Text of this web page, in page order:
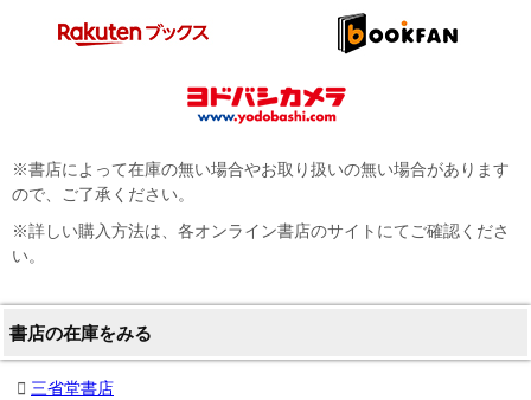
※書店によって在庫の無い場合やお取り扱いの無い場合があります
ので、ご了承ください。
※詳しい購入方法は、各オンライン書店のサイトにてご確認くださ
い。
書店の在庫をみる
三省堂書店